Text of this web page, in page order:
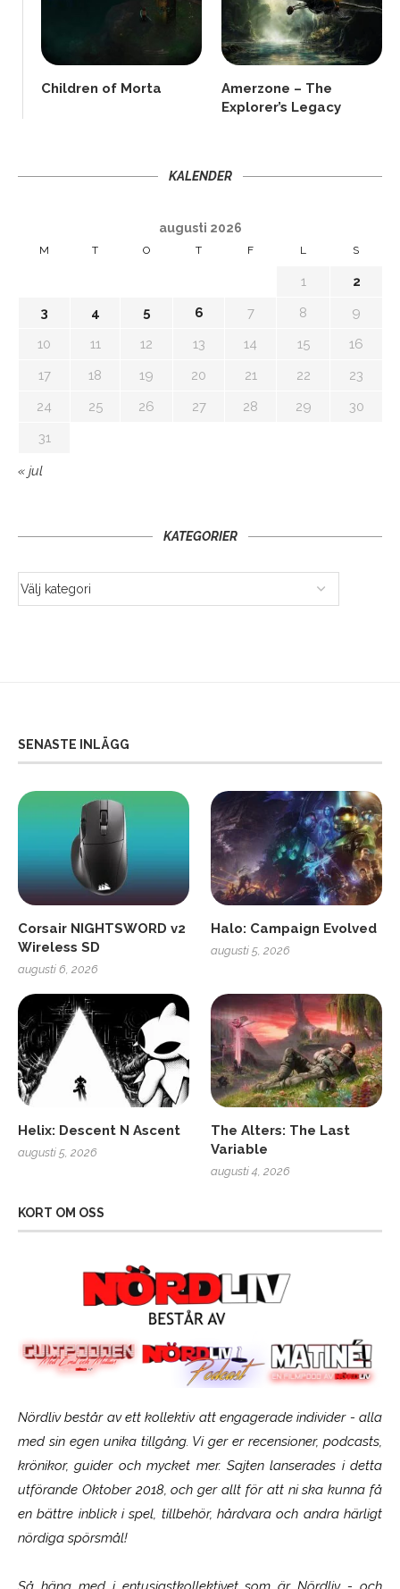
Children of Morta
Amerzone – The
Explorer’s Legacy
KALENDER
augusti 2026
M T O T F L S
1
2
3
4 5 6 7 8
9
10
11 12 13 14 15
16
17
18 19 20 21 22
23
24
25 26 27 28 29
30
31
« jul
KATEGORIER
SENASTE INLÄGG
Corsair NIGHTSWORD v2
Wireless SD
augusti 6, 2026
Halo: Campaign Evolved
augusti 5, 2026
Helix: Descent N Ascent
augusti 5, 2026
The Alters: The Last
Variable
augusti 4, 2026
KORT OM OSS
Nördliv består av ett kollektiv att engagerade individer - alla
med sin egen unika tillgång. Vi ger er recensioner, podcasts,
krönikor, guider och mycket mer. Sajten lanserades i detta
utförande Oktober 2018, och ger allt för att ni ska kunna få
en bättre inblick i spel, tillbehör, hårdvara och andra härligt
nördiga spörsmål!